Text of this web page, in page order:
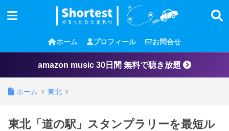
ホーム プロフィール お問合せ
amazon music 30日間 無料で聴き放題
ホーム 東北
東北「道の駅」スタンプラリーを最短ル